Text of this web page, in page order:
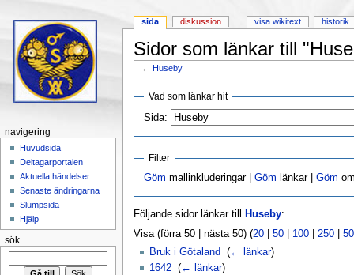
Sidor som länkar till
←Huseby
Vad som länkar hit
Sida:
Filter
Göm mallinkluderingar |Göm länkar |Göm
Följande sidor länkar till Huseby:
Visa (förra 50 | nästa 50) (20| 50| 100| 250|
Bruk i Götaland
(← länkar)
1642‎ (← länkar)
sida diskussion visa wikitext historik
navigering
Huvudsida
Deltagarportalen
Aktuella händelser
Senaste ändringarna
Slumpsida
Hjälp
sök